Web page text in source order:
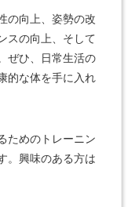
の向上、姿勢の改
スの向上、そして
ぜひ、日常生活の
的な体を手に入れ
ためのトレーニン
。興味のある方は